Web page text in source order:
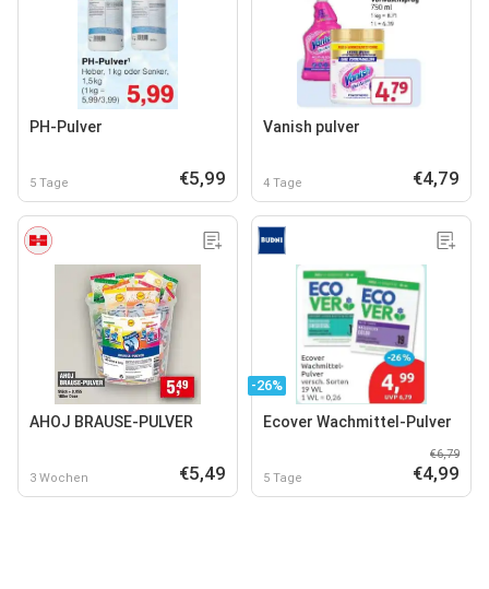
PH-Pulver
5 Tage €5,99
Vanish pulver
4 Tage €4,79
AHOJ BRAUSE-PULVER
3 Wochen €5,49
-26%
Ecover Wachmittel-Pulver
5 Tage
€6,79
€4,99